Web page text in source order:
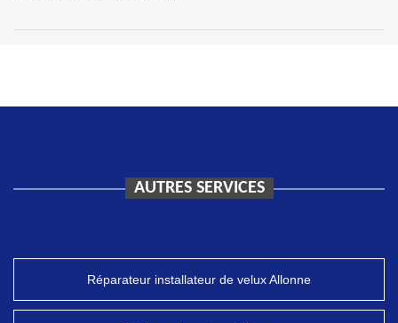
AUTRES SERVICES
Réparateur installateur de velux Allonne